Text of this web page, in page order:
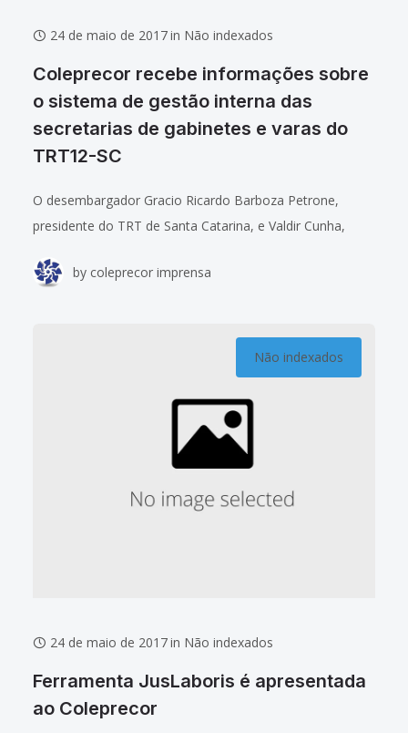
24 de maio de 2017in Não indexados
Coleprecor recebe informações sobre
o sistema de gestão interna das
secretarias de gabinetes e varas do
TRT12-SC
O desembargador Gracio Ricardo Barboza Petrone,
presidente do TRT de Santa Catarina, e Valdir Cunha,
Judiciários daquele Regional, apresentaram aos membros
by coleprecor imprensa
Não indexados
24 de maio de 2017in Não indexados
Ferramenta JusLaboris é apresentada
ao Coleprecor